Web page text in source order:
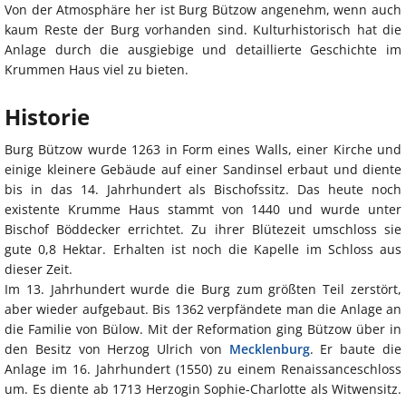
Von der Atmosphäre her ist Burg Bützow angenehm, wenn auch
kaum Reste der Burg vorhanden sind. Kulturhistorisch hat die
Anlage durch die ausgiebige und detaillierte Geschichte im
Krummen Haus viel zu bieten.
Historie
Burg Bützow wurde 1263 in Form eines Walls, einer Kirche und
einige kleinere Gebäude auf einer Sandinsel erbaut und diente
bis in das 14. Jahrhundert als Bischofssitz. Das heute noch
existente Krumme Haus stammt von 1440 und wurde unter
Bischof Böddecker errichtet. Zu ihrer Blütezeit umschloss sie
gute 0,8 Hektar. Erhalten ist noch die Kapelle im Schloss aus
dieser Zeit.
Im 13. Jahrhundert wurde die Burg zum größten Teil zerstört,
aber wieder aufgebaut. Bis 1362 verpfändete man die Anlage an
die Familie von Bülow. Mit der Reformation ging Bützow über in
den Besitz von Herzog Ulrich von Mecklenburg. Er baute die
Anlage im 16. Jahrhundert (1550) zu einem Renaissanceschloss
um. Es diente ab 1713 Herzogin Sophie-Charlotte als Witwensitz.